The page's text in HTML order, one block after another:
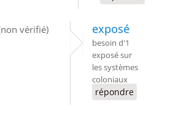
vérifié) exposé
besoin d'1
exposé sur
les systèmes
coloniaux
répondre